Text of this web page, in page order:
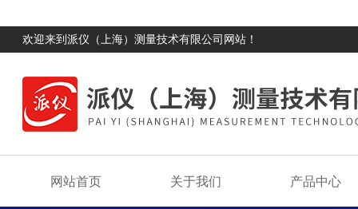
欢迎来到派仪（上海）测量技术有限公司网站！
网站首页 关于我们 产品中心